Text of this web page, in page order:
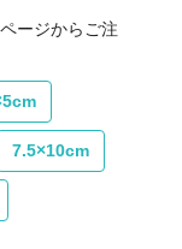
ージからご注
7.5×10cm